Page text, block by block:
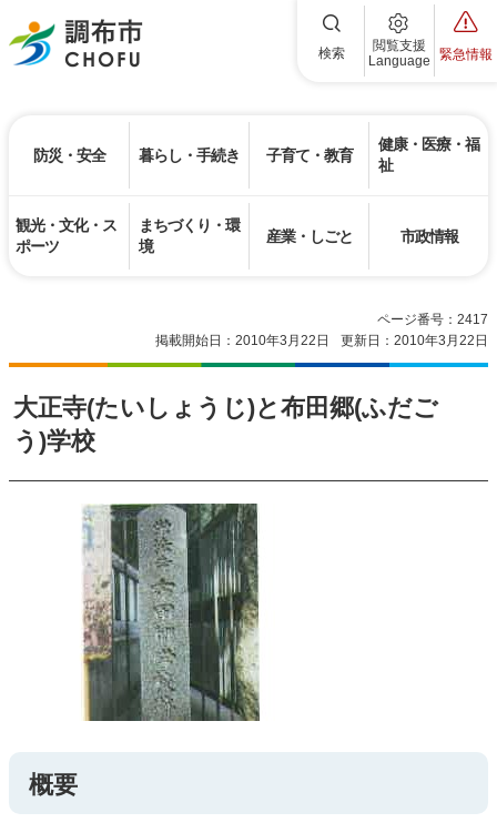
調布市 検索
閲覧支援
Language
緊急情報
防災・安全 暮らし・手続き 子育て・教育
健康・医療・福
祉
観光・文化・ス
ポーツ
まちづくり・環
境
産業・しごと 市政情報
ページ番号：2417
掲載開始日：2010年3月22日
更新日：2010年3月22日
大正寺(たいしょうじ)と布田郷(ふだご
う)学校
概要